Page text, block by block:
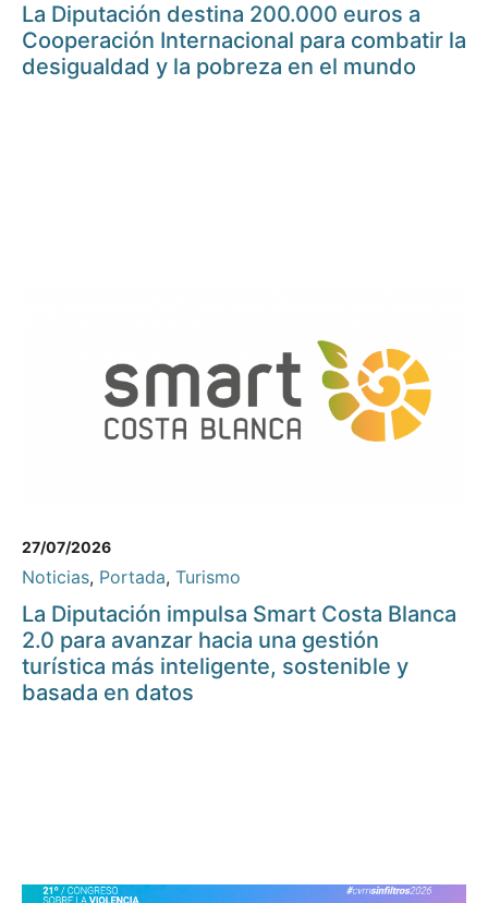
La Diputación destina 200.000 euros a
Cooperación Internacional para combatir la
desigualdad y la pobreza en el mundo
27/07/2026
Noticias, Portada, Turismo
La Diputación impulsa Smart Costa Blanca
2.0 para avanzar hacia una gestión
turística más inteligente, sostenible y
basada en datos